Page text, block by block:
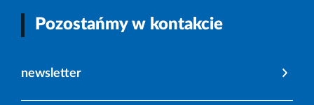
Pozostańmy w kontakcie
newsletter